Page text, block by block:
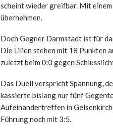
scheint wieder greifbar. Mit
übernehmen.
Doch Gegner Darmstadt ist für
Die Lilien stehen mit 18 Punkten
zuletzt beim 0:0 gegen
Das Duell verspricht Spannung,
kassierte bislang nur fünf
Aufeinandertreffen in
Führung noch mit 3:5.